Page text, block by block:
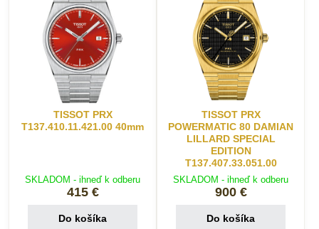
TISSOT PRX
T137.410.11.421.00 40mm
SKLADOM - ihneď k odberu
415 €
Do košíka
TISSOT PRX
POWERMATIC 80 DAMIAN
LILLARD SPECIAL
EDITION
T137.407.33.051.00
SKLADOM - ihneď k odberu
900 €
Do košíka